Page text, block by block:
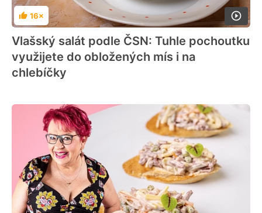
Hodnocení
16×
Vlašský salát podle ČSN: Tuhle pochoutku
využijete do obložených mís i na
chlebíčky